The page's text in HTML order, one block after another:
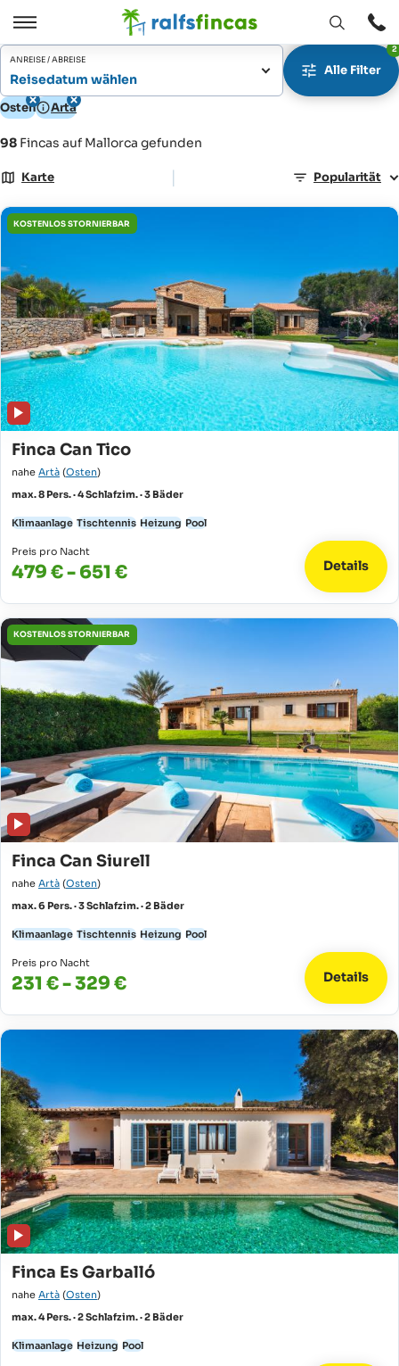
Öffnen
/
Schließen
Fenster
Öffnen
ANREISE / ABREISE
Reisedatum wählen
Alle Filter
2
Osten Artà
98 Fincas auf Mallorca gefunden
Karte | Popularität
KOSTENLOS STORNIERBAR
Finca Can Tico
nahe Artà (Osten)
max. 8 Pers. · 4 Schlafzim. · 3 Bäder
Klimaanlage Tischtennis Heizung Pool
Preis pro Nacht
479 € - 651 € Details
KOSTENLOS STORNIERBAR
Finca Can Siurell
nahe Artà (Osten)
max. 6 Pers. · 3 Schlafzim. · 2 Bäder
Klimaanlage Tischtennis Heizung Pool
Preis pro Nacht
231 € - 329 € Details
Finca Es Garballó
nahe Artà (Osten)
max. 4 Pers. · 2 Schlafzim. · 2 Bäder
Klimaanlage Heizung Pool